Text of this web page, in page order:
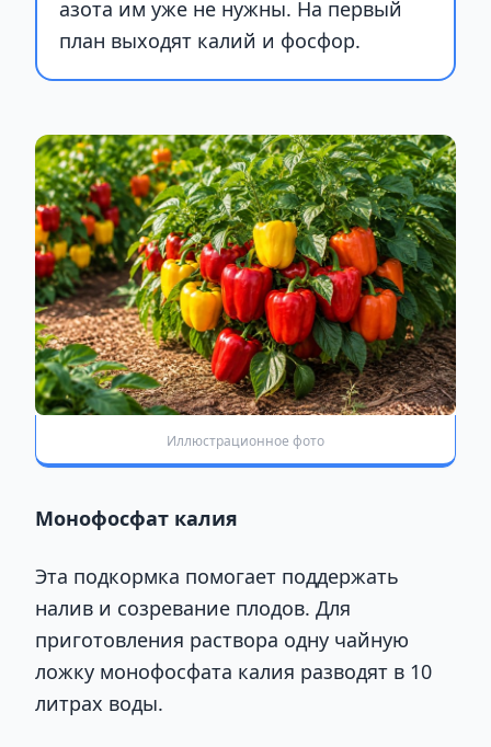
азота им уже не нужны. На первый
план выходят калий и фосфор.
Иллюстрационное фото
Монофосфат калия
Эта подкормка помогает поддержать
налив и созревание плодов. Для
приготовления раствора одну чайную
ложку монофосфата калия разводят в 10
литрах воды.